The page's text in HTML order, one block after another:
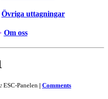
Övriga uttagningar
Om oss
ESC-Panelen | Comments